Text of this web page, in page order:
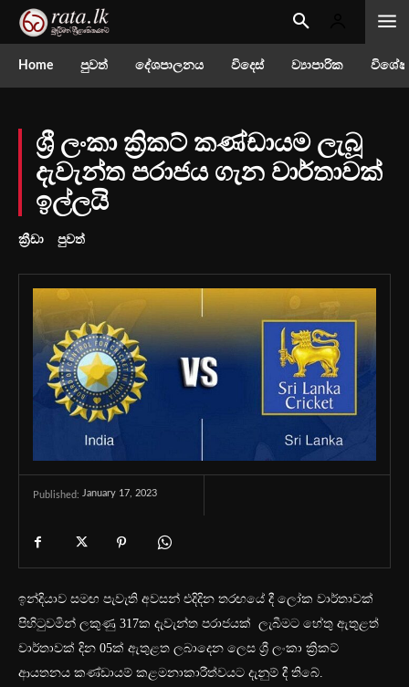
Home පුවත් දේශපාලනය විදෙස් ව්‍යාපාරික
ශ්‍රී ලංකා ක්‍රිකට් කණ්ඩායම ලැබූ
දැවැන්ත පරාජය ගැන වාර්තාවක්
ඉල්ලයි
ක්‍රීඩා පුවත්
Published: January 17, 2023
ඉන්දියාව සමඟ පැවැති අවසන් එදිදින තරඟයේ දී ලෝක වාර්තාවක්
පිහිටුවමින් ලකුණු 317ක දැවැන්ත පරාජයක් ලැබීමට හේතු ඇතුළත්
වාර්තාවක් දින 05ක් ඇතුළත ලබාදෙන ලෙස ශ්‍රී ලංකා ක්‍රිකට්
ආයතනය කණ්ඩායම් කළමනාකාරීත්වයට දැනුම් දී තිබේ.